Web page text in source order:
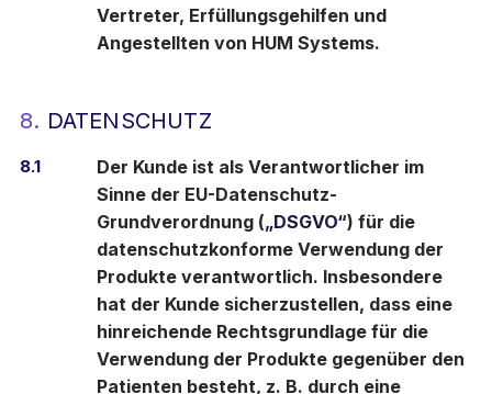
Vertreter, Erfüllungsgehilfen und
Angestellten von HUM Systems.
8. DATENSCHUTZ
8.1
Der Kunde ist als Verantwortlicher im
Sinne der EU-Datenschutz-
Grundverordnung („DSGVO“) für die
datenschutzkonforme Verwendung der
Produkte verantwortlich. Insbesondere
hat der Kunde sicherzustellen, dass eine
hinreichende Rechtsgrundlage für die
Verwendung der Produkte gegenüber den
Patienten besteht, z. B. durch eine